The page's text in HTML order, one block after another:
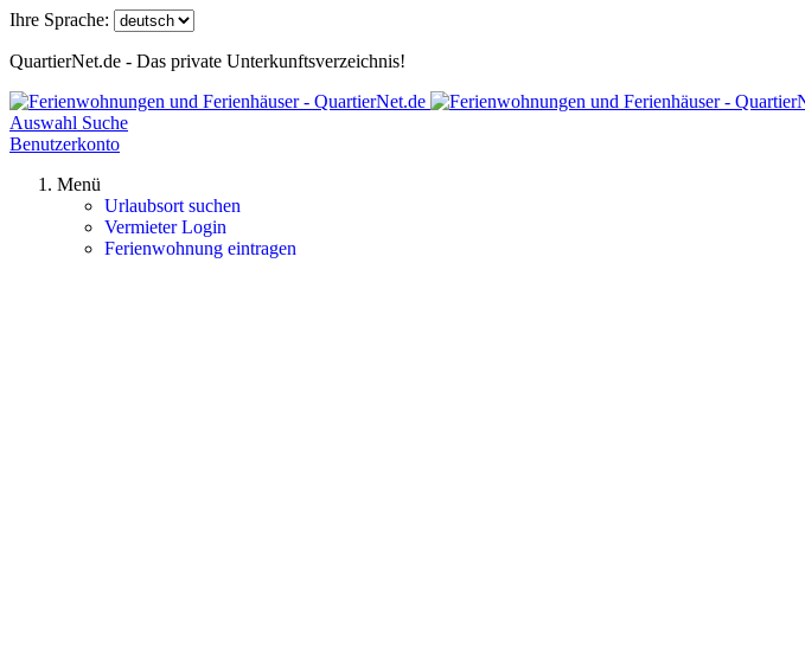
Ihre Sprache:
QuartierNet.de - Das private Unterkunftsverzeichnis!
Auswahl Suche
Benutzerkonto
Menü
Urlaubsort suchen
Vermieter Login
Ferienwohnung eintragen